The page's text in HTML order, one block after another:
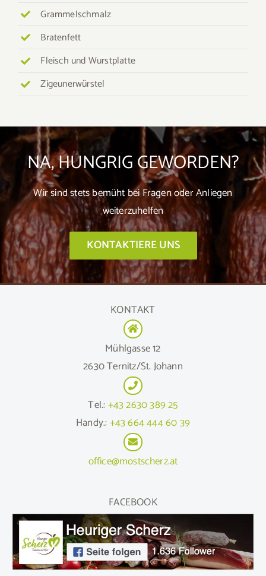
Grammelschmalz
Bratenfett
Fleisch und Wurstplatte
Zigeunerwürstel
NA, HUNGRIG GEWORDEN?
Wir sind stets bemüht bei Fragen oder Anliegen
weiterzuhelfen
KONTAKTIERE UNS
KONTAKT
Mühlgasse 12
2630 Ternitz/St. Johann
Tel.:+43 2630 389 25
Handy.:+43 664 444 60 39
office@mostscherz.at
FACEBOOK